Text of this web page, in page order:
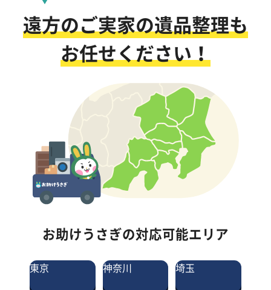
遠方のご実家の遺品整理も
お任せください！
お助けうさぎの対応可能エリア
東京 神奈川 埼玉